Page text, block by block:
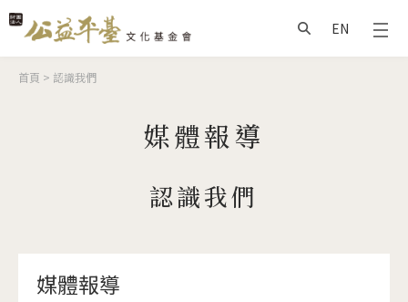
搜尋
EN
您在這裡
首頁 > 認識我們
媒體報導
認識我們
媒體報導